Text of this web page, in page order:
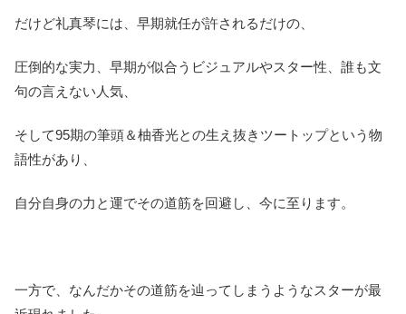
だけど礼真琴には、早期就任が許されるだけの、
圧倒的な実力、早期が似合うビジュアルやスター性、誰も文
句の言えない人気、
そして95期の筆頭＆柚香光との生え抜きツートップという物
語性があり、
自分自身の力と運でその道筋を回避し、今に至ります。
一方で、なんだかその道筋を辿ってしまうようなスターが最